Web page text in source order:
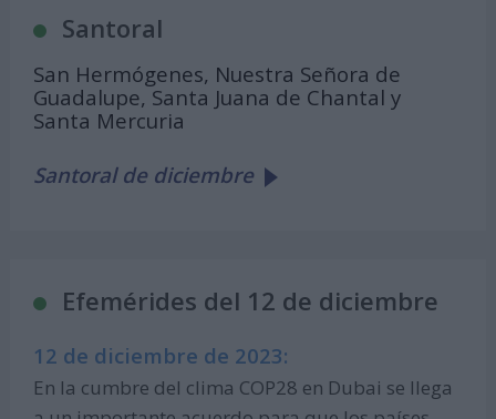
Santoral
San Hermógenes, Nuestra Señora de
Guadalupe, Santa Juana de Chantal y
Santa Mercuria
Santoral de diciembre
Efemérides del 12 de diciembre
12 de diciembre de 2023:
En la cumbre del clima COP28 en Dubai se llega